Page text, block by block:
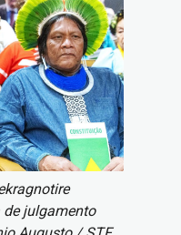
julgamento